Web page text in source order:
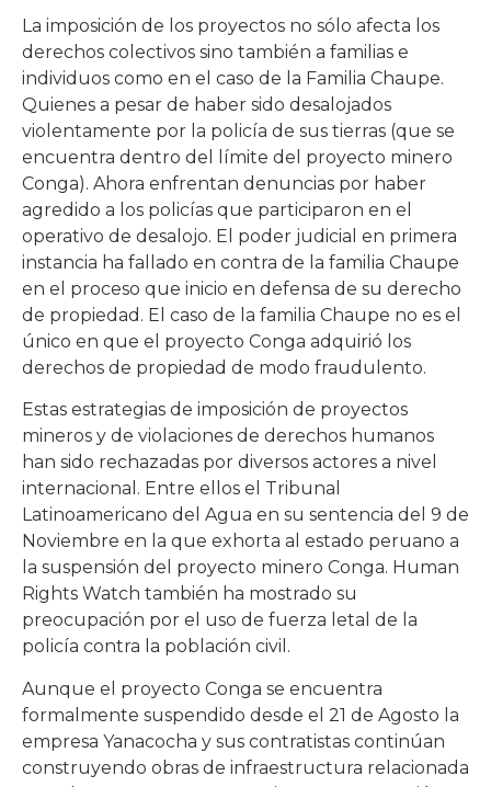
La imposición de los proyectos no sólo afecta los
derechos colectivos sino también a familias e
individuos como en el caso de la Familia Chaupe.
Quienes a pesar de haber sido desalojados
violentamente por la policía de sus tierras (que se
encuentra dentro del límite del proyecto minero
Conga). Ahora enfrentan denuncias por haber
agredido a los policías que participaron en el
operativo de desalojo. El poder judicial en primera
instancia ha fallado en contra de la familia Chaupe
en el proceso que inicio en defensa de su derecho
de propiedad. El caso de la familia Chaupe no es el
único en que el proyecto Conga adquirió los
derechos de propiedad de modo fraudulento.
Estas estrategias de imposición de proyectos
mineros y de violaciones de derechos humanos
han sido rechazadas por diversos actores a nivel
internacional. Entre ellos el Tribunal
Latinoamericano del Agua en su sentencia del 9 de
Noviembre en la que exhorta al estado peruano a
la suspensión del proyecto minero Conga. Human
Rights Watch también ha mostrado su
preocupación por el uso de fuerza letal de la
policía contra la población civil.
Aunque el proyecto Conga se encuentra
formalmente suspendido desde el 21 de Agosto la
empresa Yanacocha y sus contratistas continúan
construyendo obras de infraestructura relacionada